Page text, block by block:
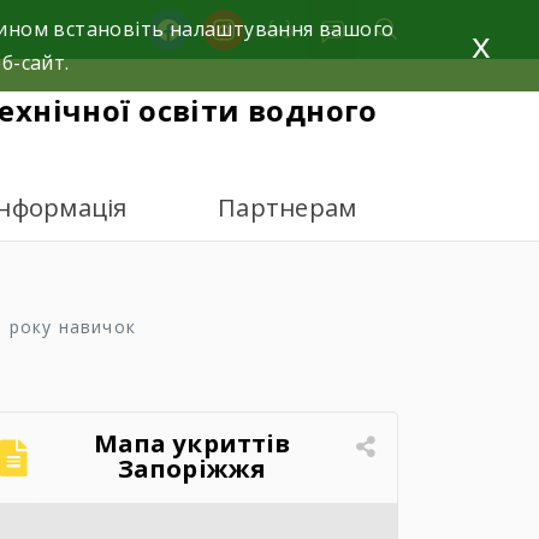
facebookinstagram
освіти водного
Партнерам
року навичок
Мапа укриттів
Запоріжжя
встановіть налаштування вашого
сайт.
x